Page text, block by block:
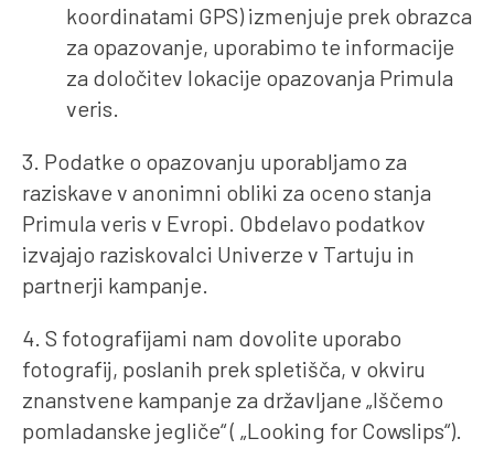
koordinatami GPS) izmenjuje prek obrazca
za opazovanje, uporabimo te informacije
za določitev lokacije opazovanja Primula
veris.
3. Podatke o opazovanju uporabljamo za
raziskave v anonimni obliki za oceno stanja
Primula veris v Evropi. Obdelavo podatkov
izvajajo raziskovalci Univerze v Tartuju in
partnerji kampanje.
4. S fotografijami nam dovolite uporabo
fotografij, poslanih prek spletišča, v okviru
znanstvene kampanje za državljane „Iščemo
pomladanske jegliče“ ( „Looking for Cowslips“).